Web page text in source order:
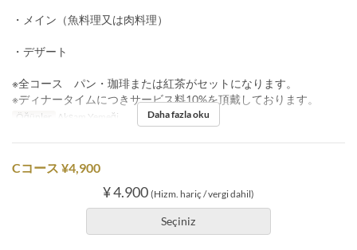
・メイン（魚料理又は肉料理）
・デザート
※全コース パン・珈琲または紅茶がセットになります。
※ディナータイムにつきサービス料10%を頂戴しております。
Öğünler Akşam Yemeği Daha fazla oku
Cコース ¥4,900
¥ 4.900 (Hizm. hariç / vergi dahil)
Seçiniz